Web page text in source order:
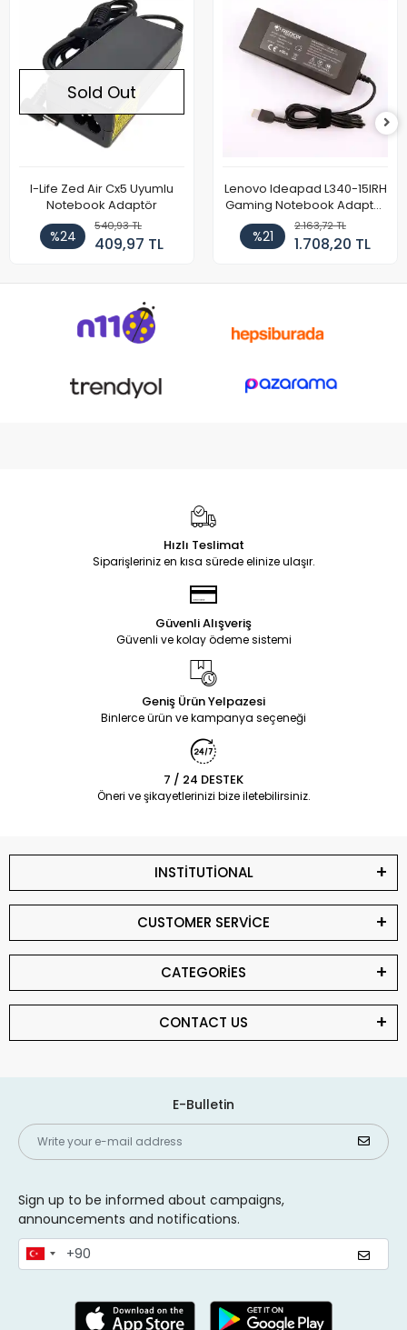
Sold Out
I-Life Zed Air Cx5 Uyumlu
Notebook Adaptör
%24
540,93 TL
409,97 TL
Lenovo Ideapad L340-15IRH
Gaming Notebook Adaptör
Cihazı Şarj Aleti (150W)
%21
2.163,72 TL
1.708,20 TL
Hızlı Teslimat
Siparişleriniz en kısa sürede elinize ulaşır.
Güvenli Alışveriş
Güvenli ve kolay ödeme sistemi
Geniş Ürün Yelpazesi
Binlerce ürün ve kampanya seçeneği
7 / 24 DESTEK
Öneri ve şikayetlerinizi bize iletebilirsiniz.
INSTİTUTİONAL
CUSTOMER SERVİCE
CATEGORİES
CONTACT US
E-Bulletin
Sign up to be informed about campaigns,
announcements and notifications.